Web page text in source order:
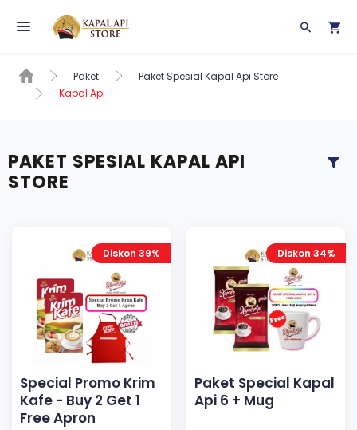
Toggle navigation
Paket
Paket Spesial Kapal Api Store
Kapal Api
PAKET SPESIAL KAPAL API
STORE
Diskon 39%
Special Promo Krim
Kafe - Buy 2 Get 1
Free Apron
Diskon 34%
Paket Special Kapal
Api 6 + Mug